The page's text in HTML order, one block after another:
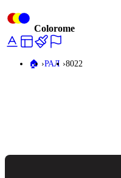
Colorome
🏠️ РАЛ 8022